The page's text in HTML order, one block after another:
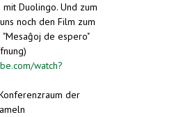
Duolingo. Und zum
noch den Film zum
de espero"
watch?
is external)
der